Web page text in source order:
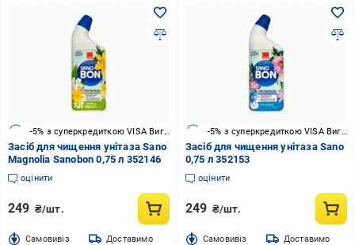
-5% з суперкредиткою VISA Вигода
Засіб для чищення унітаза Sano
Magnolia Sanobon 0,75 л 352146
оцінити
249 ₴/шт.
Cамовивіз Доставимо
Засіб для чищення унітаза Sano
0,75 л 352153
оцінити
249 ₴/шт.
Cамовивіз Доставимо